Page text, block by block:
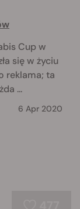
Cup w
się w życiu
reklama; ta
...
6 Apr 2020